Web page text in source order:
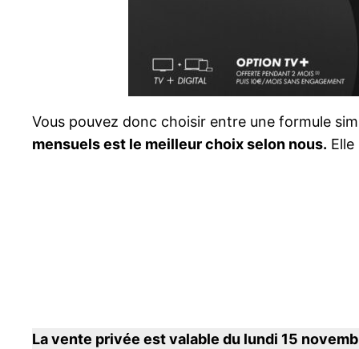
Vous pouvez donc choisir entre une formule
mensuels est le meilleur choix selon nous.
La vente privée est valable du lundi 15